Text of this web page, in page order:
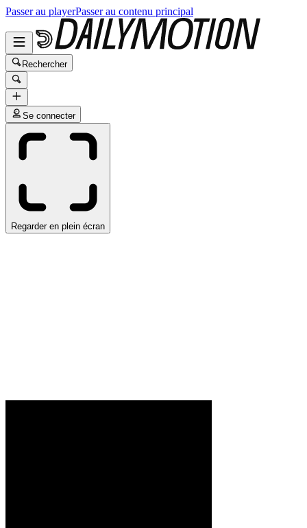
Passer au playerPasser au contenu principal
Rechercher
Se connecter
Regarder en plein écran